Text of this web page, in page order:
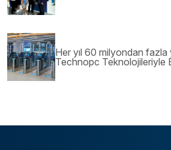
Her yıl 60 milyondan fazla
Technopc Teknolojileriyle